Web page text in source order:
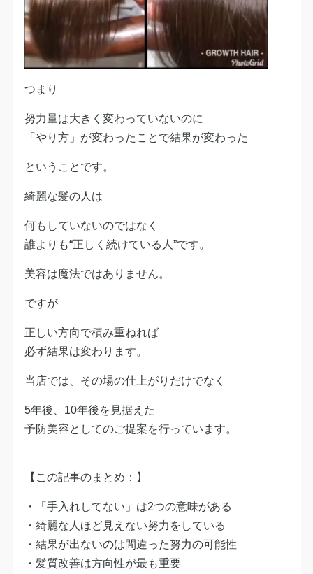
つまり
努力量は大きく変わっていないのに
「やり方」が変わったことで結果が変わった
ということです。
綺麗な髪の人は
何もしていないのではなく
誰よりも“正しく続けている人”です。
美容は魔法ではありません。
ですが
正しい方向で積み重ねれば
必ず結果は変わります。
当店では、その場の仕上がりだけでなく
5年後、10年後を見据えた
予防美容としてのご提案を行っています。
【この記事のまとめ：】
・「手入れしてない」は2つの意味がある
・綺麗な人ほど見えない努力をしている
・結果が出ないのは間違った努力の可能性
・髪質改善は方向性が最も重要